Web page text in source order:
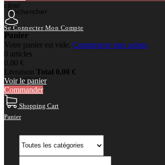
Rechercher
close
Se Connecter Mon Compte
Panier
Votre panier est vide. Commencer mes achats
0 articles
0,00 €
Livraison Total 0,00 €
Voir le panier
Commander
Shopping Cart
Panier